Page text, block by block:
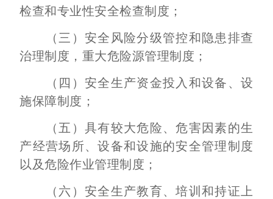
检查和专业性安全检查制度；
（三）安全风险分级管控和隐患排查
治理制度，重大危险源管理制度；
（四）安全生产资金投入和设备、设
施保障制度；
（五）具有较大危险、危害因素的生
产经营场所、设备和设施的安全管理制度
以及危险作业管理制度；
（六）安全生产教育、培训和持证上